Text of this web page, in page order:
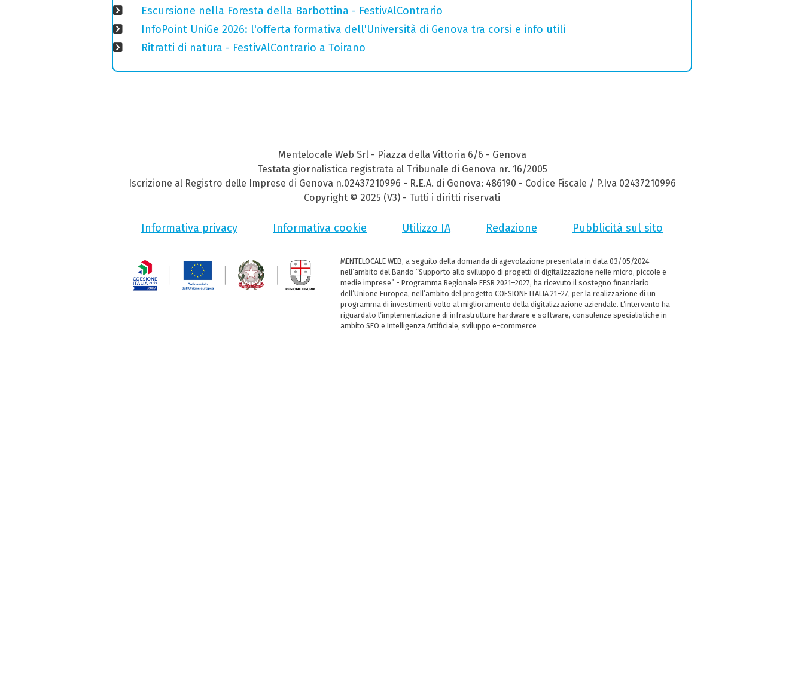
Escursione nella Foresta della Barbottina - FestivAlContrario
InfoPoint UniGe 2026: l'offerta formativa dell'Università di Genova tra corsi e info utili
Ritratti di natura - FestivAlContrario a Toirano
Mentelocale Web Srl - Piazza della Vittoria 6/6 - Genova
Testata giornalistica registrata al Tribunale di Genova nr. 16/2005
Iscrizione al Registro delle Imprese di Genova n.02437210996 - R.E.A. di Genova: 486190 - Codice Fiscale / P.Iva 02437210996
Copyright © 2025 (V3) - Tutti i diritti riservati
Informativa privacy Informativa cookie Utilizzo IA Redazione Pubblicità sul sito
MENTELOCALE WEB, a seguito della domanda di agevolazione presentata in data 03/05/2024
nell’ambito del Bando “Supporto allo sviluppo di progetti di digitalizzazione nelle micro, piccole e
medie imprese” - Programma Regionale FESR 2021–2027, ha ricevuto il sostegno finanziario
dell’Unione Europea, nell’ambito del progetto COESIONE ITALIA 21–27, per la realizzazione di un
programma di investimenti volto al miglioramento della digitalizzazione aziendale. L’intervento ha
riguardato l’implementazione di infrastrutture hardware e software, consulenze specialistiche in
ambito SEO e Intelligenza Artificiale, sviluppo e-commerce